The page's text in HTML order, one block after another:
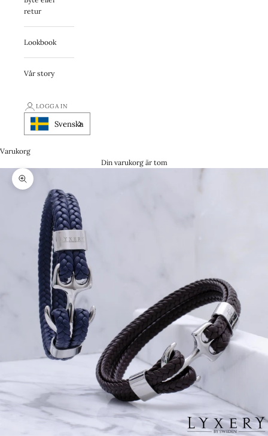
retur
Lookbook
Vår story
LOGGA IN
Svenska
Varukorg
Din varukorg är tom
Zooma